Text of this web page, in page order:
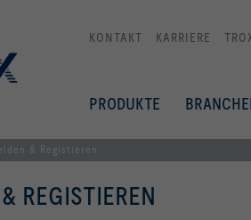
KONTAKT KARRIERE
PRODUKTE
& Registieren
REGISTIEREN